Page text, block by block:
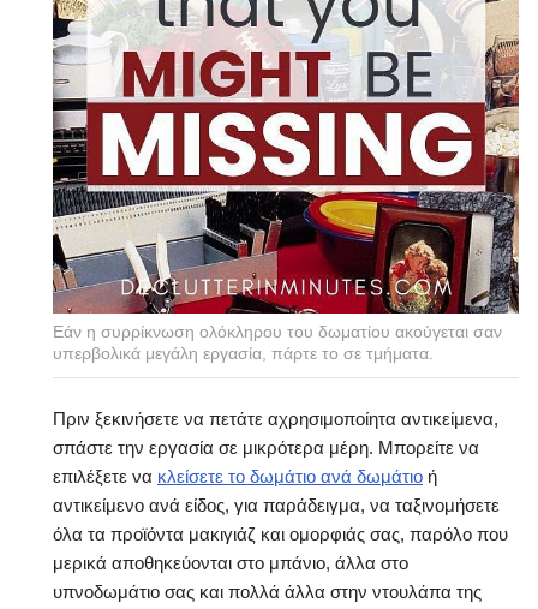
Εάν η συρρίκνωση ολόκληρου του δωματίου ακούγεται σαν
υπερβολικά μεγάλη εργασία, πάρτε το σε τμήματα.
Πριν ξεκινήσετε να πετάτε αχρησιμοποίητα αντικείμενα,
σπάστε την εργασία σε μικρότερα μέρη. Μπορείτε να
επιλέξετε να κλείσετε το δωμάτιο ανά δωμάτιο ή
αντικείμενο ανά είδος, για παράδειγμα, να ταξινομήσετε
όλα τα προϊόντα μακιγιάζ και ομορφιάς σας, παρόλο που
μερικά αποθηκεύονται στο μπάνιο, άλλα στο
υπνοδωμάτιο σας και πολλά άλλα στην ντουλάπα της